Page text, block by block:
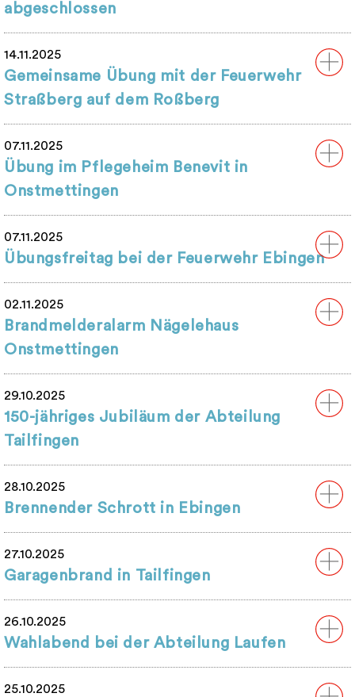
abgeschlossen
14.11.2025
Gemeinsame Übung mit der Feuerwehr
Straßberg auf dem Roßberg
07.11.2025
Übung im Pflegeheim Benevit in
Onstmettingen
07.11.2025
Übungsfreitag bei der Feuerwehr Ebingen
02.11.2025
Brandmelderalarm Nägelehaus
Onstmettingen
29.10.2025
150-jähriges Jubiläum der Abteilung
Tailfingen
28.10.2025
Brennender Schrott in Ebingen
27.10.2025
Garagenbrand in Tailfingen
26.10.2025
Wahlabend bei der Abteilung Laufen
25.10.2025